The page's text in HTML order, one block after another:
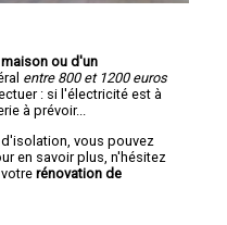
ou d'un
entre 800 et 1200 euros
: si l'électricité est à
à prévoir...
vous pouvez
en savoir plus, n'hésitez
rénovation de